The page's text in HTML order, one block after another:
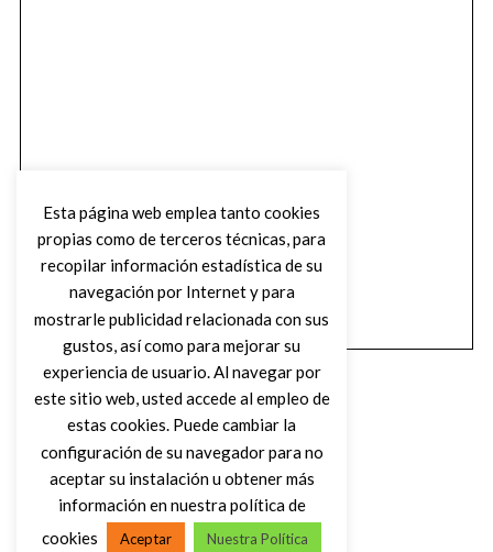
Esta página web emplea tanto cookies
propias como de terceros técnicas, para
recopilar información estadística de su
navegación por Internet y para
mostrarle publicidad relacionada con sus
gustos, así como para mejorar su
experiencia de usuario. Al navegar por
este sitio web, usted accede al empleo de
estas cookies. Puede cambiar la
configuración de su navegador para no
aceptar su instalación u obtener más
información en nuestra política de
cookies
Aceptar Nuestra Política